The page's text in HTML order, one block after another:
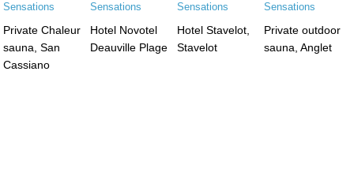
Private Chaleur
sauna, San
Cassiano
Hotel Novotel
Deauville Plage
Hotel Stavelot,
Stavelot
Private outdoor
sauna, Anglet